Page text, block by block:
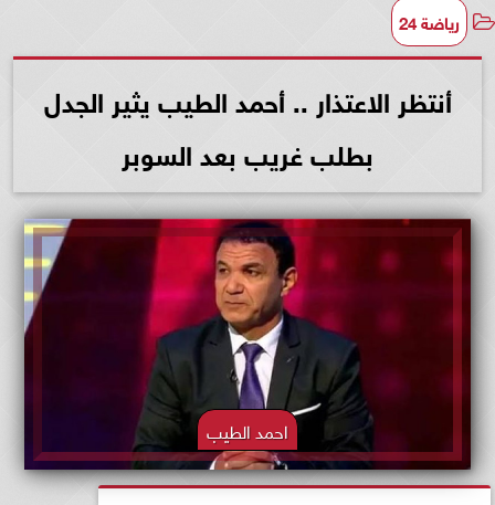
رياضة 24
أنتظر الاعتذار .. أحمد الطيب يثير الجدل
بطلب غريب بعد السوبر
احمد الطيب